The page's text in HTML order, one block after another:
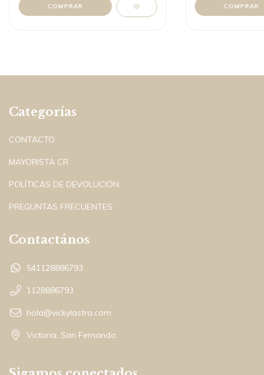
COMPRAR COMPRAR
Categorías
CONTACTO
MAYORISTA CR
POLÍTICAS DE DEVOLUCIÓN
PREGUNTAS FRECUENTES
Contactános
541128886793
1128886793
hola@vickylastra.com
Victoria, San Fernando